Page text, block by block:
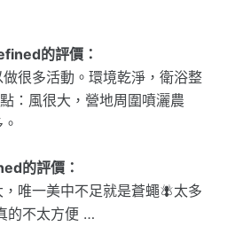
的評價：
很多活動。環境乾淨，衛浴整
：風很大，營地周圍噴灑農
的評價：
唯一美中不足就是蒼蠅🪰太多
的不太方便 …